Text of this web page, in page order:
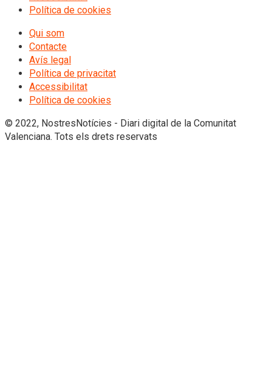
Política de cookies
Qui som
Contacte
Avís legal
Política de privacitat
Accessibilitat
Política de cookies
© 2022, NostresNotícies - Diari digital de la Comunitat
Valenciana. Tots els drets reservats